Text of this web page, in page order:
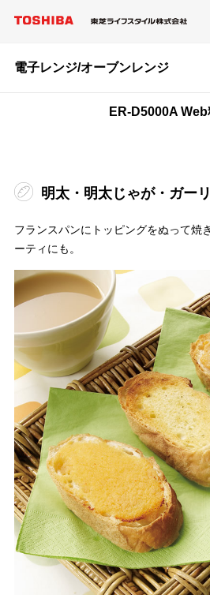
電子レンジ/オーブンレンジ
ER-D5000A
明太・明太じゃが・ガー
フランスパンにトッピングをぬって焼
ーティにも。